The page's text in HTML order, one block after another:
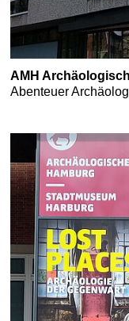
AMH
Abenteuer